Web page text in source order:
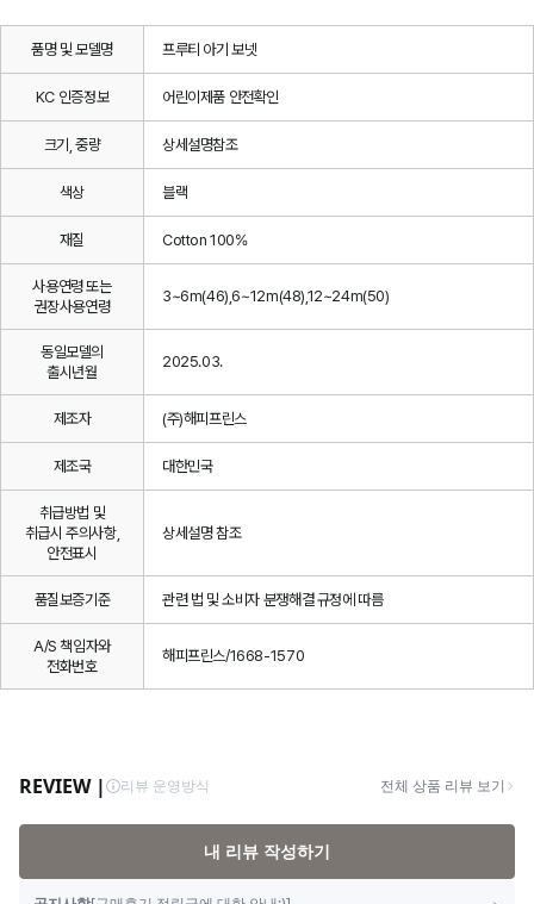
품명 및 모델명 프루티 아기 보넷
KC 인증정보 어린이제품 안전확인
크기, 중량 상세설명참조
색상 블랙
재질 Cotton 100%
사용연령 또는
권장사용연령
3~6m(46),6~12m(48),12~24m(50)
동일모델의
출시년월
2025.03.
제조자 (주)해피프린스
제조국 대한민국
취급방법 및
취급시 주의사항,
안전표시
상세설명 참조
품질보증기준 관련 법 및 소비자 분쟁해결 규정에 따름
A/S 책임자와
전화번호
해피프린스/1668-1570